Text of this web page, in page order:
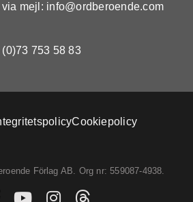
mejl: info@ordberoende.com
(0)73 753 58 83
Cookiepolicy
Förlag AB. Org nr: 559087-4938.